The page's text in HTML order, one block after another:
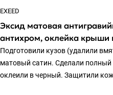
EXEED
Эксид матовая
антихром, оклейка крыши
Подготовили кузов (удалили
матовый сатин. Сделали
оклеили в черный. Защитили